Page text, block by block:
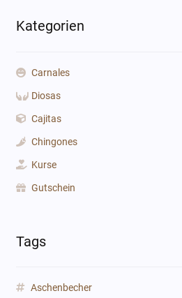
Kategorien
Carnales
Diosas
Cajitas
Chingones
Kurse
Gutschein
Tags
Aschenbecher